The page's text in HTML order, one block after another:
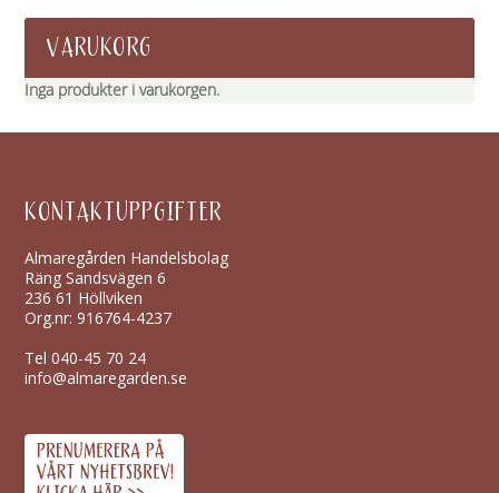
VARUKORG
Inga produkter i varukorgen.
KONTAKTUPPGIFTER
Almaregården Handelsbolag
Räng Sandsvägen 6
236 61 Höllviken
Org.nr: 916764-4237
Tel040-45 70 24
info@almaregarden.se